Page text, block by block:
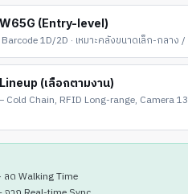
(Entry-level)
1D/2D · เหมาะคลังขนาดเล็ก-กลาง
(เลือกตามงาน)
Chain, RFID Long-range, Camera
ลด Walking Time